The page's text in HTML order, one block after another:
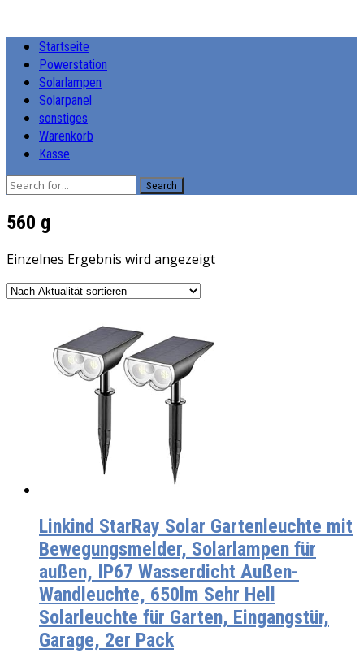
Startseite
Powerstation
Solarlampen
Solarpanel
sonstiges
Warenkorb
Kasse
Search
‎560 g
Einzelnes Ergebnis wird angezeigt
Linkind StarRay Solar Gartenleuchte mit
Bewegungsmelder, Solarlampen für
außen, IP67 Wasserdicht Außen-
Wandleuchte, 650lm Sehr Hell
Solarleuchte für Garten, Eingangstür,
Garage, 2er Pack